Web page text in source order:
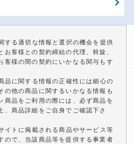
する適切な情報と選択の機会を提供
客様との契約締結の代理、斡旋、
客様の間の契約にいかなる関与もす
品に関する情報の正確性には細心の
の他の商品に関するいかなる情報も
商品をご利用の際には、必ず商品を
、商品詳細をご自身でご確認下さ
イトに掲載される商品やサービス等
ので、当該商品等を提供する事業者